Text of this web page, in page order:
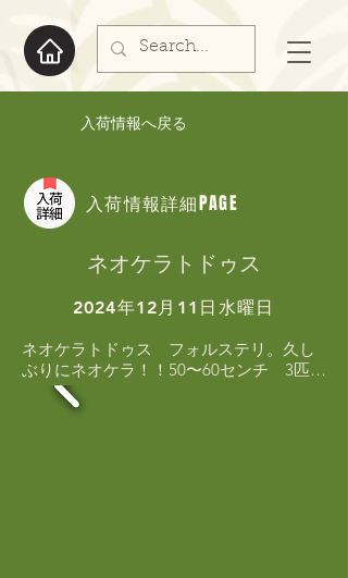
入荷情報へ戻る
入荷情報詳細PAGE
ネオケラトドゥス
2024年12月11日水曜日
ネオケラトドゥス　フォルステリ。久し
ぶりにネオケラ！！50〜60センチ　3匹。
ヒレかけ等　有るのでセール価格にて販
売します。